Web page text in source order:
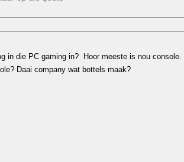
in die PC gaming in? Hoor meeste is nou console.
Daai company wat bottels maak?